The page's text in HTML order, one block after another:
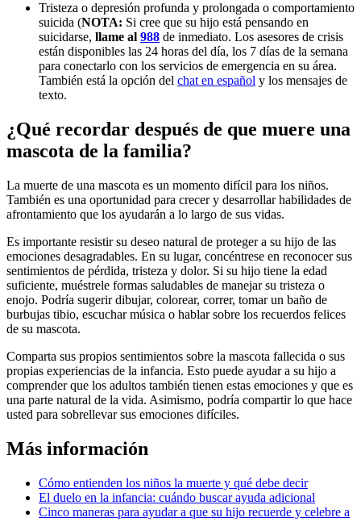
Tristeza o depresión profunda y prolongada o comportamiento
suicida (NOTA: Si cree que su hijo está pensando en
suicidarse, llame al 988 de inmediato. Los asesores de crisis
están disponibles las 24 horas del día, los 7 días de la semana
para conectarlo con los servicios de emergencia en su área.
También está la opción del chat en español y los mensajes de
texto.
¿Qué recordar después de que muere una
mascota de la familia?
La muerte de una mascota es un momento difícil para los niños.
También es una oportunidad para crecer y desarrollar habilidades de
afrontamiento que los ayudarán a lo largo de sus vidas.
Es importante resistir su deseo natural de proteger a su hijo de las
emociones desagradables. En su lugar, concéntrese en reconocer sus
sentimientos de pérdida, tristeza y dolor. Si su hijo tiene la edad
suficiente, muéstrele formas saludables de manejar su tristeza o
enojo. Podría sugerir dibujar, colorear, correr, tomar un baño de
burbujas tibio, escuchar música o hablar sobre los recuerdos felices
de su mascota.
Comparta sus propios sentimientos sobre la mascota fallecida o sus
propias experiencias de la infancia. Esto puede ayudar a su hijo a
comprender que los adultos también tienen estas emociones y que es
una parte natural de la vida. Asimismo, podría compartir lo que hace
usted para sobrellevar sus emociones difíciles.
Más información
Cómo entienden los niños la muerte y qué debe decir
El duelo en la infancia: cuándo buscar ayuda adicional
Cinco maneras para ayudar a que su hijo recuerde y celebre a